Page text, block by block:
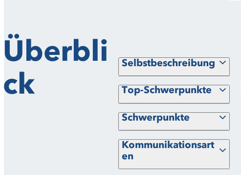
Überbli
ck
Selbstbeschreibung
Top-Schwerpunkte
Schwerpunkte
Kommunikationsart
en